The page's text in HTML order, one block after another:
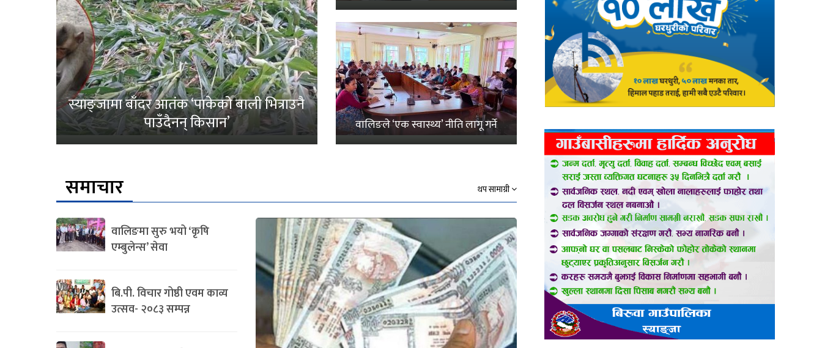
स्याङ्जामा बाँदर आतंक ‘पाकेको बाली भित्राउनै
पाउँदैनन् किसान’ वालिङले ‘एक स्वास्थ्य’ नीति लागू गर्ने
समाचार थप सामाग्री
वालिङमा सुरु भयो ‘कृषि
एम्बुलेन्स’ सेवा
बि.पी. विचार गोष्ठी एवम काव्य
उत्सव- २०८३ सम्पन्न